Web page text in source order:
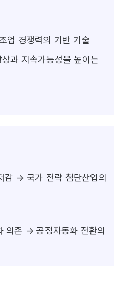
업 경쟁력의 기반 기술
과 지속가능성을 높이는
감 → 국가 전략 첨단산업의
존 → 공정자동화 전환의